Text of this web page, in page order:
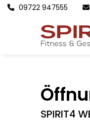
09722 947555
SPIRIT4